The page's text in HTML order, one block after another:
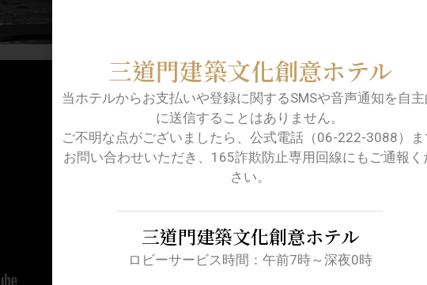
三道門建築文化創意ホテル
当ホテルからお支払いや登録に関するSMSや音声通知を自
に送信することはありません。
ご不明な点がございましたら、公式電話（06-222-3088）
お問い合わせいただき、165詐欺防止専用回線にもご通報く
さい。
三道門建築文化創意ホテル
ロビーサービス時間：午前7時～深夜0時